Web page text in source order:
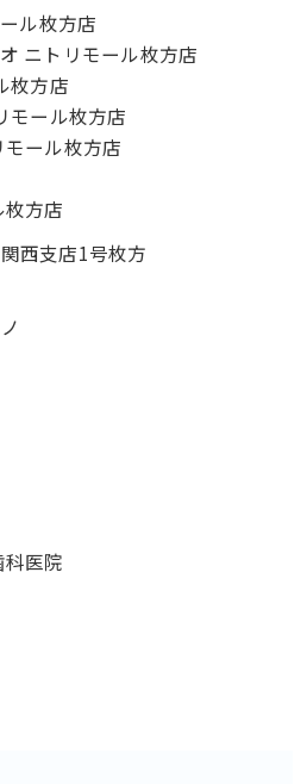
ル枚方店
ニトリモール枚方店
枚方店
ール枚方店
ール枚方店
方店
西支店1号枚方
医院